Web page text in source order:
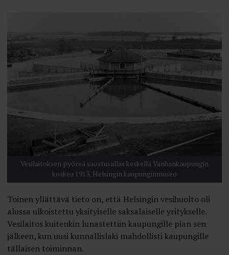
Vesilaitoksen pyöreä saostusallas keskellä Vanhankaupungin
koskea 1913, Helsingin kaupunginmuseo
Toinen yllättävä tieto on, että Helsingin vesihuolto oli
alussa ulkoistettu yksityiselle saksalaiselle yritykselle.
Vesilaitos kuitenkin lunastettiin kaupungille pian sen
jälkeen, kun uusi kunnallislaki mahdollisti kaupungille
tällaisen toiminnan.